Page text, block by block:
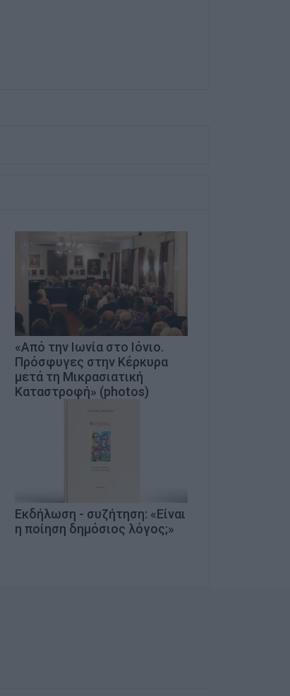
«Από την Ιωνία στο Ιόνιο.
Πρόσφυγες στην Κέρκυρα
μετά τη Μικρασιατική
Καταστροφή» (photos)
Εκδήλωση - συζήτηση: «Είναι
η ποίηση δημόσιος λόγος;»